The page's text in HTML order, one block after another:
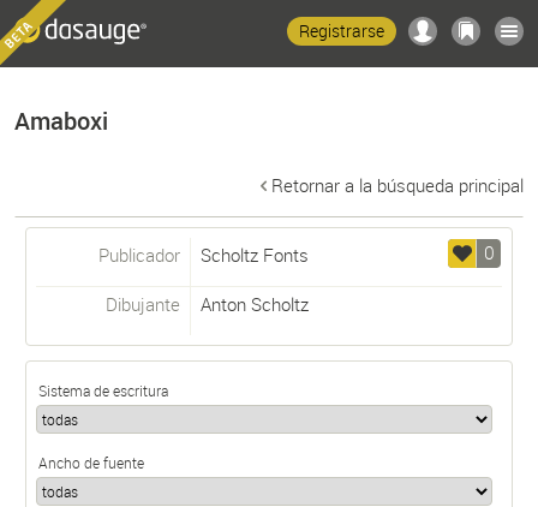
Registrarse
Amaboxi
Retornar a la búsqueda principal
0
Publicador Scholtz Fonts
Dibujante Anton Scholtz
Sistema de escritura
Ancho de fuente